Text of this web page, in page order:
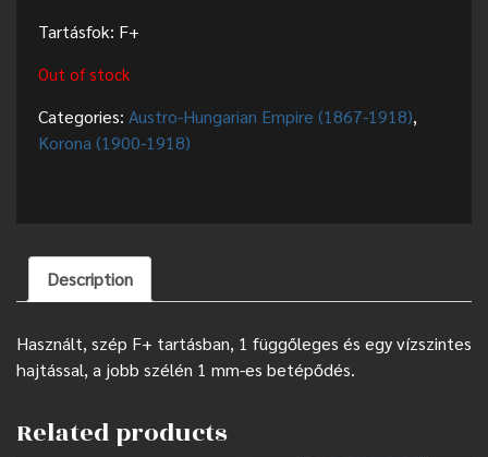
Tartásfok: F+
Out of stock
Categories: Austro-Hungarian Empire (1867-1918),
Korona (1900-1918)
Description
Használt, szép F+ tartásban, 1 függőleges és egy vízszintes
hajtással, a jobb szélén 1 mm-es betépődés.
Related products